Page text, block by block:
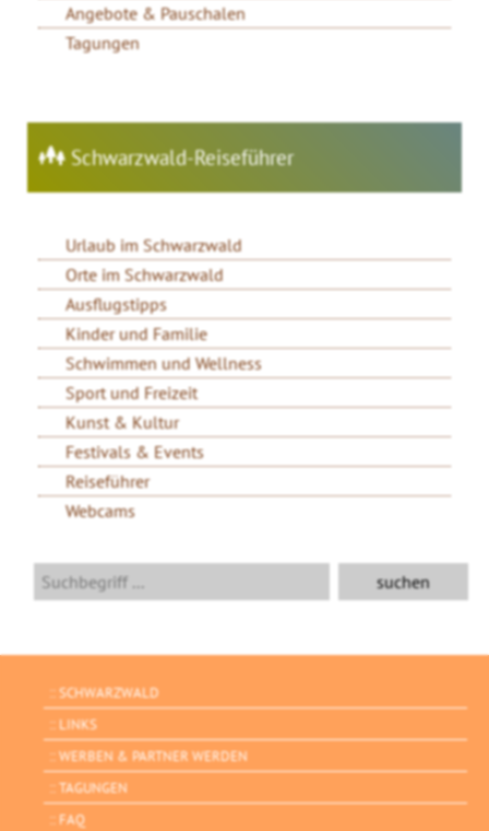
Angebote & Pauschalen
Tagungen
Schwarzwald-Reiseführer
Urlaub im Schwarzwald
Orte im Schwarzwald
Ausflugstipps
Kinder und Familie
Schwimmen und Wellness
Sport und Freizeit
Kunst & Kultur
Festivals & Events
Reiseführer
Webcams
SCHWARZWALD
LINKS
WERBEN & PARTNER WERDEN
TAGUNGEN
FAQ